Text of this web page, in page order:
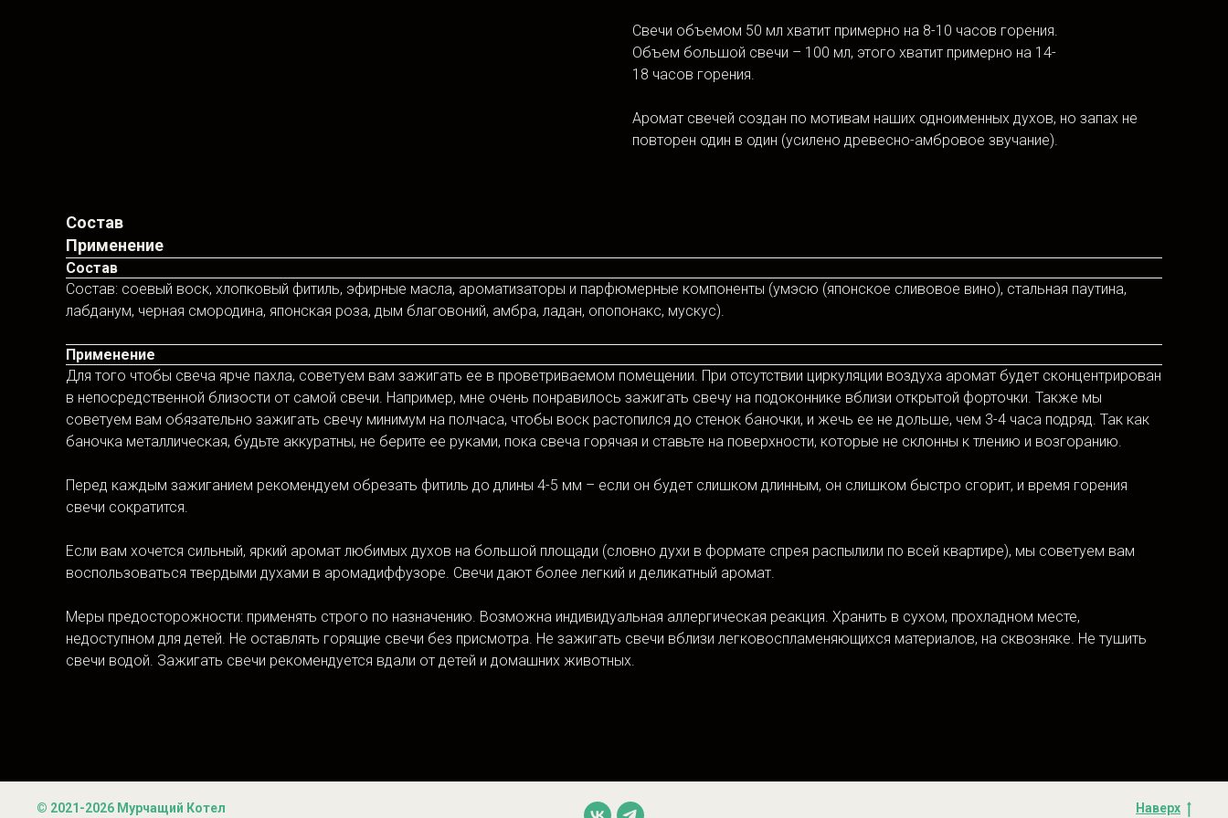
Свечи объемом 50 мл хватит примерно на 8-10 часов горения.
Объем большой свечи – 100 мл, этого хватит примерно на 14-
18 часов горения.
Аромат свечей создан по мотивам наших одноименных духов, но запах не
повторен один в один (усилено древесно-амбровое звучание).
Состав
Применение
Состав
Состав: соевый воск, хлопковый фитиль, эфирные масла, ароматизаторы и парфюмерные компоненты (умэсю (японское сливовое вино), стальная паутина,
лабданум, черная смородина, японская роза, дым благовоний, амбра, ладан, опопонакс, мускус).
Применение
Для того чтобы свеча ярче пахла, советуем вам зажигать ее в проветриваемом помещении. При отсутствии циркуляции воздуха аромат будет сконцентрирован
в непосредственной близости от самой свечи. Например, мне очень понравилось зажигать свечу на подоконнике вблизи открытой форточки. Также мы
советуем вам обязательно зажигать свечу минимум на полчаса, чтобы воск растопился до стенок баночки, и жечь ее не дольше, чем 3-4 часа подряд. Так как
баночка металлическая, будьте аккуратны, не берите ее руками, пока свеча горячая и ставьте на поверхности, которые не склонны к тлению и возгоранию.
Перед каждым зажиганием рекомендуем обрезать фитиль до длины 4-5 мм – если он будет слишком длинным, он слишком быстро сгорит, и время горения
свечи сократится.
Если вам хочется сильный, яркий аромат любимых духов на большой площади (словно духи в формате спрея распылили по всей квартире), мы советуем вам
воспользоваться твердыми духами в аромадиффузоре. Свечи дают более легкий и деликатный аромат.
Меры предосторожности: применять строго по назначению. Возможна индивидуальная аллергическая реакция. Хранить в сухом, прохладном месте,
недоступном для детей. Не оставлять горящие свечи без присмотра. Не зажигать свечи вблизи легковоспламеняющихся материалов, на сквозняке. Не тушить
свечи водой. Зажигать свечи рекомендуется вдали от детей и домашних животных.
© 2021-2026 Мурчащий Котел Наверх